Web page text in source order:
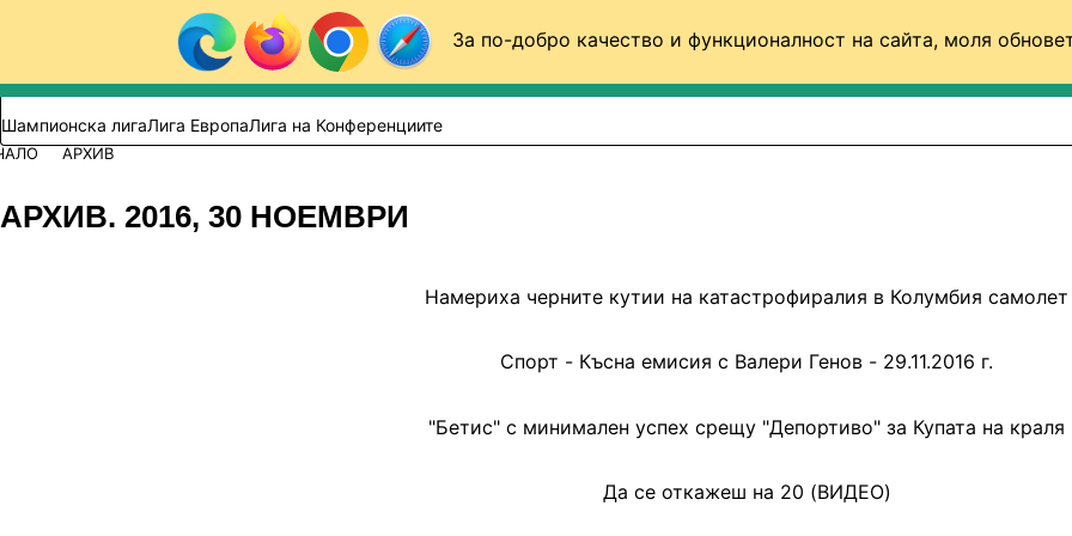
За по-добро качество и функционалност на сайта, моля
Към съдържанието
Търси в сайта
ВИДЕО ФУТБОЛ (БГ)
Шампионска лигаЛига ЕвропаЛига на Конференциите
АРХИВ
АРХИВ. 2016, 30 НОЕМВРИ
Намериха черните кутии на катастрофиралия в Колумбия самолет
Спорт - Късна емисия с Валери Генов - 29.11.2016 г.
"Бетис" с минимален успех срещу "Депортиво" за Купата на краля
Да се откажеш на 20 (ВИДЕО)